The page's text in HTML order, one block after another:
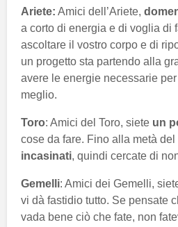
Ariete: Amici dell’Ariete,
a corto di energia e di voglia di
ascoltare il vostro corpo e di
un progetto sta partendo alla
avere le energie necessarie per
meglio.
Toro: Amici del Toro, siete un
cose da fare. Fino alla metà
incasinati, quindi cercate di
Gemelli: Amici dei Gemelli,
vi dà fastidio tutto. Se pensate
vada bene ciò che fate, non